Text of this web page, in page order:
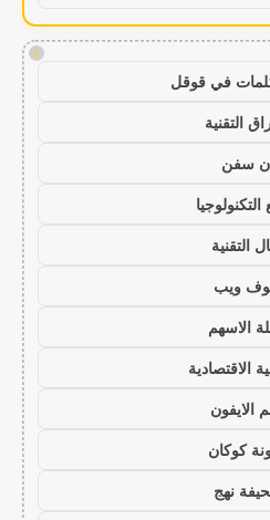
!
في قوقل
التقنية
سفن
التكنولوجيا
التقنية
ويب
الاسهم
الاقتصادية
الايفون
كوكان
نهج